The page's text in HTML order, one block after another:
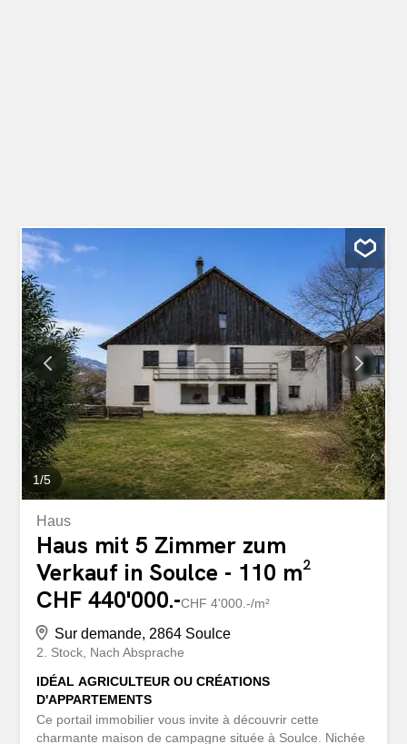
1/5
Haus
Haus mit 5 Zimmer zum
Verkauf in Soulce - 110 m²
CHF 440'000.-CHF 4'000.-/m²
Sur demande, 2864 Soulce
2. Stock Nach Absprache
IDÉAL AGRICULTEUR OU CRÉATIONS
D'APPARTEMENTS
Ce portail immobilier vous invite à découvrir cette
charmante maison de campagne située à Soulce. Nichée